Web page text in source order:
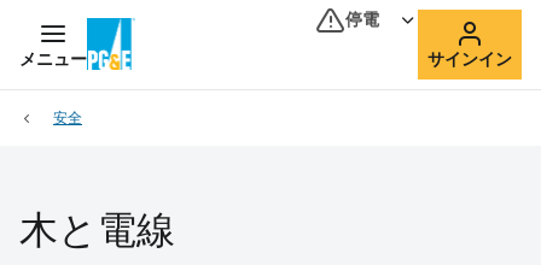
メニュー
停電
サインイン
安全
木と電線